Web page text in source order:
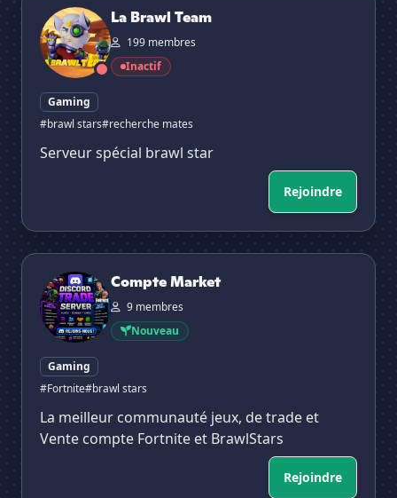
La Brawl Team
199 membres
Inactif
Gaming
#brawl stars#recherche mates
Serveur spécial brawl star
Rejoindre
Compte Market
Compte Market
9 membres
Nouveau
Gaming
#Fortnite#brawl stars
La meilleur communauté jeux, de trade et
Vente compte Fortnite et BrawlStars
Rejoindre